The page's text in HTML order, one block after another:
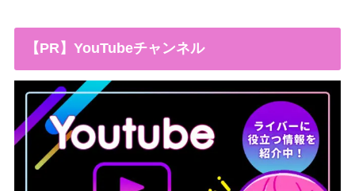
【PR】YouTubeチャンネル